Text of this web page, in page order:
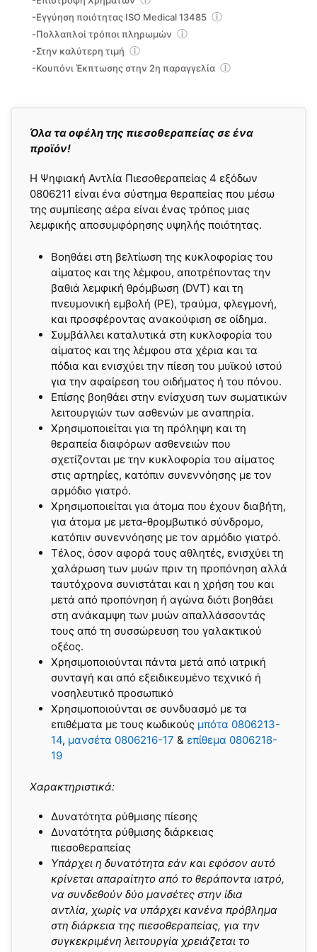
Όλα τα οφέλη της πιεσοθεραπείας σε ένα
προϊόν!
Η Ψηφιακή Αντλία Πιεσοθεραπείας 4 εξόδων
0806211 είναι ένα σύστημα θεραπείας που μέσω
της συμπίεσης αέρα είναι ένας τρόπος μιας
λεμφικής αποσυμφόρησης υψηλής ποιότητας.
Βοηθάει στη βελτίωση της κυκλοφορίας του
αίματος και της λέμφου, αποτρέποντας την
βαθιά λεμφική θρόμβωση (DVT) και τη
πνευμονική εμβολή (PE), τραύμα, φλεγμονή,
και προσφέροντας ανακούφιση σε οίδημα.
Συμβάλλει καταλυτικά στη κυκλοφορία του
αίματος και της λέμφου στα χέρια και τα
πόδια και ενισχύει την πίεση του μυϊκού ιστού
για την αφαίρεση του οιδήματος ή του πόνου.
Επίσης βοηθάει στην ενίσχυση των σωματικών
λειτουργιών των ασθενών με αναπηρία.
Χρησιμοποιείται για τη πρόληψη και τη
θεραπεία διαφόρων ασθενειών που
σχετίζονται με την κυκλοφορία του αίματος
στις αρτηρίες, κατόπιν συνεννόησης με τον
αρμόδιο γιατρό.
Χρησιμοποιείται για άτομα που έχουν διαβήτη,
για άτομα με μετα-θρομβωτικό σύνδρομο,
κατόπιν συνεννόησης με τον αρμόδιο γιατρό.
Τέλος, όσον αφορά τους αθλητές, ενισχύει τη
χαλάρωση των μυών πριν τη προπόνηση αλλά
ταυτόχρονα συνιστάται και η χρήση του και
μετά από προπόνηση ή αγώνα διότι βοηθάει
στη ανάκαμψη των μυών απαλλάσσοντάς
τους από τη συσσώρευση του γαλακτικού
οξέος.
Χρησιμοποιούνται πάντα μετά από ιατρική
συνταγή και από εξειδικευμένο τεχνικό ή
νοσηλευτικό προσωπικό
Χρησιμοποιούνται σε συνδυασμό με τα
επιθέματα με τους κωδικούς μπότα 0806213-
14, μανσέτα 0806216-17 & επίθεμα 0806218-
19
Χαρακτηριστικά:
Δυνατότητα ρύθμισης πίεσης
Δυνατότητα ρύθμισης διάρκειας
πιεσοθεραπείας
Yπάρχει η δυνατότητα εάν και εφόσον αυτό
κρίνεται απαραίτητο από το θεράποντα ιατρό,
να συνδεθούν δύο μανσέτες στην ίδια
αντλία, χωρίς να υπάρχει κανένα πρόβλημα
στη διάρκεια της πιεσοθεραπείας, για την
συγκεκριμένη λειτουργία χρειάζεται το
-Εγγύηση ποιότητας ISO Medical 13485
-Πολλαπλοί τρόποι πληρωμών
-Στην καλύτερη τιμή
-Κουπόνι Έκπτωσης στην 2η παραγγελία